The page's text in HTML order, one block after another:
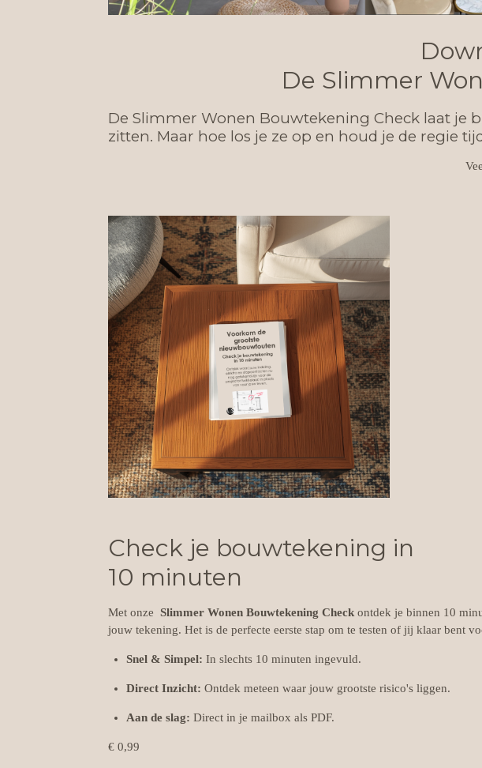
De Slimmer
De Slimmer Wonen Bouwtekening Check laat je
zitten. Maar hoe los je ze op en houd je de regie
Check je bouwtekening in
10 minuten
Met onze Slimmer Wonen Bouwtekening Check ontdek je binnen 10
jouw tekening. Het is de perfecte eerste stap om te testen of jij klaar bent
Snel & Simpel: In slechts 10 minuten ingevuld.
Direct Inzicht: Ontdek meteen waar jouw grootste risico's liggen.
Aan de slag: Direct in je mailbox als PDF.
€ 0,99